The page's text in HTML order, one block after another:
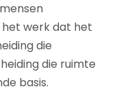
het werk dat het
die
die ruimte
basis.